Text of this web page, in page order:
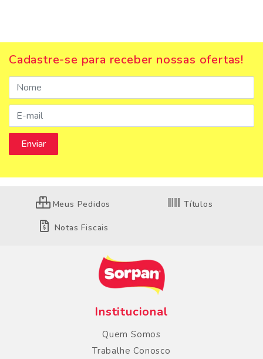
Cadastre-se para receber nossas ofertas!
Meus Pedidos Títulos
Notas Fiscais
Institucional
Quem Somos
Trabalhe Conosco